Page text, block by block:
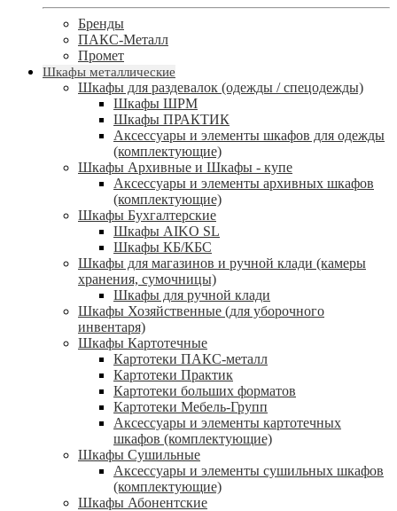
Бренды
ПАКС-Металл
Промет
Шкафы металлические
Шкафы для раздевалок (одежды / спецодежды)
Шкафы ШРМ
Шкафы ПРАКТИК
Аксессуары и элементы шкафов для одежды
(комплектующие)
Шкафы Архивные и Шкафы - купе
Аксессуары и элементы архивных шкафов
(комплектующие)
Шкафы Бухгалтерские
Шкафы AIKO SL
Шкафы КБ/КБС
Шкафы для магазинов и ручной клади (камеры
хранения, сумочницы)
Шкафы для ручной клади
Шкафы Хозяйственные (для уборочного
инвентаря)
Шкафы Картотечные
Картотеки ПАКС-металл
Картотеки Практик
Картотеки больших форматов
Картотеки Мебель-Групп
Аксессуары и элементы картотечных
шкафов (комплектующие)
Шкафы Сушильные
Аксессуары и элементы сушильных шкафов
(комплектующие)
Шкафы Абонентские